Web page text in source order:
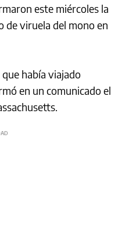
este miércoles la
de viruela del mono en
había viajado
en un comunicado el